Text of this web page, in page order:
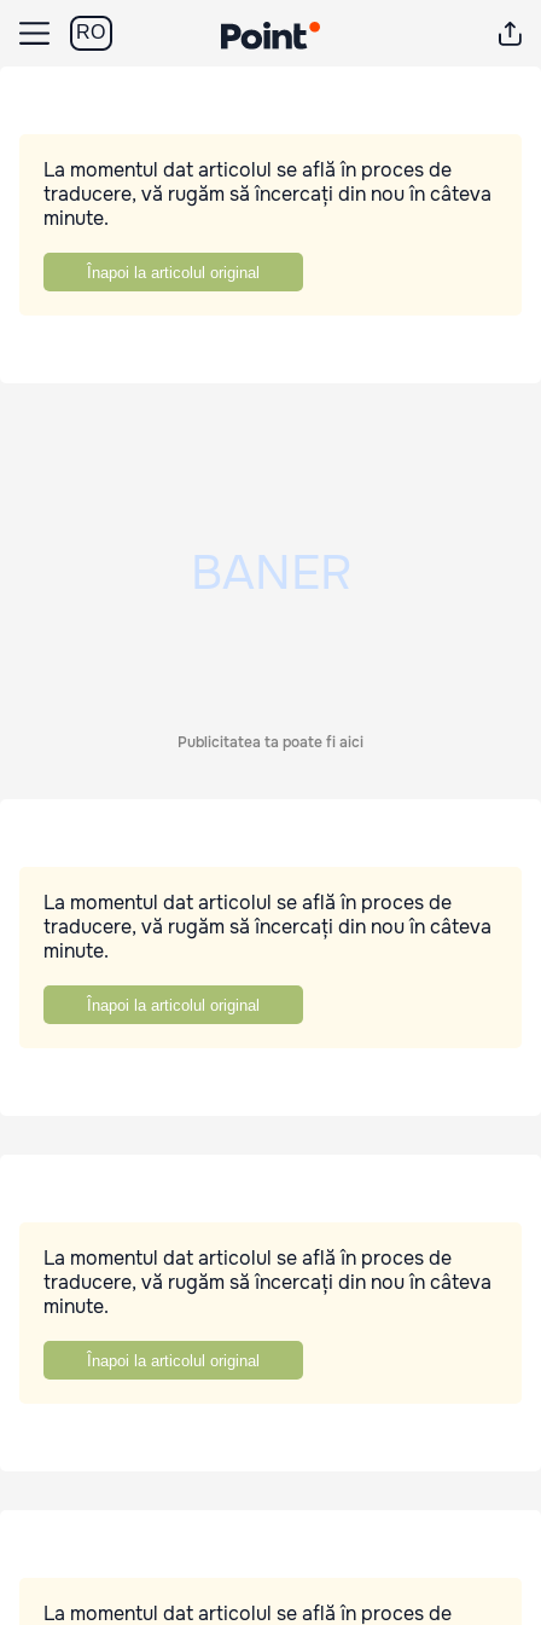
RO
La momentul dat articolul se află în proces de
traducere, vă rugăm să încercați din nou în câteva
minute.
Înapoi la articolul original
Publicitatea ta poate fi aici
La momentul dat articolul se află în proces de
traducere, vă rugăm să încercați din nou în câteva
minute.
Înapoi la articolul original
La momentul dat articolul se află în proces de
traducere, vă rugăm să încercați din nou în câteva
minute.
Înapoi la articolul original
La momentul dat articolul se află în proces de